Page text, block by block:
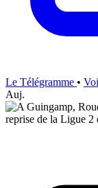
Le Télégramme •
Auj.